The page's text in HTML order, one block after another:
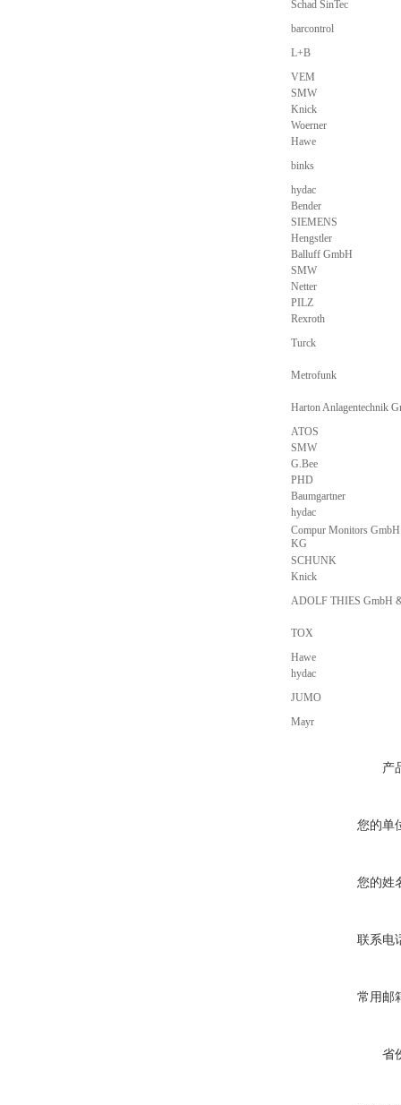
Schad SinTec
barcontrol
L+B
VEM
SMW
Knick
Woerner
Hawe
binks
hydac
Bender
SIEMENS
Hengstler
Balluff GmbH
SMW
Netter
PILZ
Rexroth
Turck
Metrofunk
Harton Anlagentechnik
ATOS
SMW
G.Bee
PHD
Baumgartner
hydac
Compur Monitors
KG
SCHUNK
Knick
ADOLF THIES GmbH
TOX
Hawe
hydac
JUMO
Mayr
产
您的单
您的姓
联系电
常用邮
省